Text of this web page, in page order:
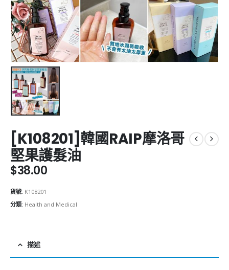
[K108201]韓國RAIP摩洛哥
堅果護髮油
$38.00
貨號: K108201
分類: Health and Medical
描述